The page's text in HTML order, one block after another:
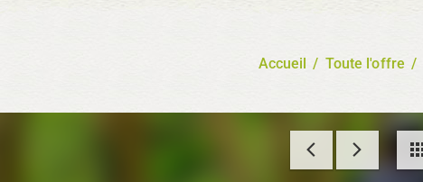
Accueil / Toute l'offre /